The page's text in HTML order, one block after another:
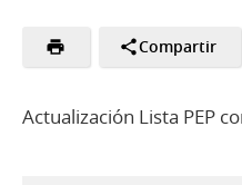
Compartir
Actualización Lista PEP